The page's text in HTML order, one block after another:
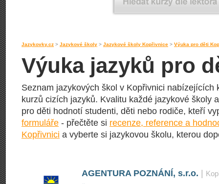
Jazykovky.cz > Jazykové školy > Jazykové školy Kopřivnice > Výuka pro děti
Výuka jazyků pro
Seznam jazykových škol v Kopřivnici nabízejících
kurzů cizích jazyků. Kvalitu každé jazykové školy
pro děti hodnotí studenti, děti nebo rodiče, kteří
formuláře - přečtěte si recenze, reference a
Kopřivnici a vyberte si jazykovou školu, kterou
AGENTURA POZNÁNÍ, s.r.o.